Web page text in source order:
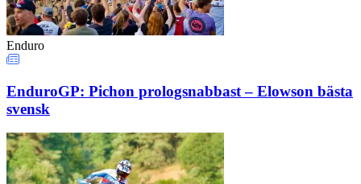
Enduro
EnduroGP: Pichon prologsnabbast – Elowson bästa
svensk